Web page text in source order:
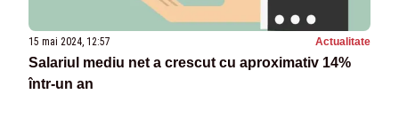
15 mai 2024, 12:57 Actualitate
Salariul mediu net a crescut cu aproximativ 14%
într-un an